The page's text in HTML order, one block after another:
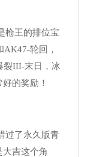
枪王的排位宝
轮回，
裂III-末日，冰
好的奖励！
过了永久版青
吉这个角